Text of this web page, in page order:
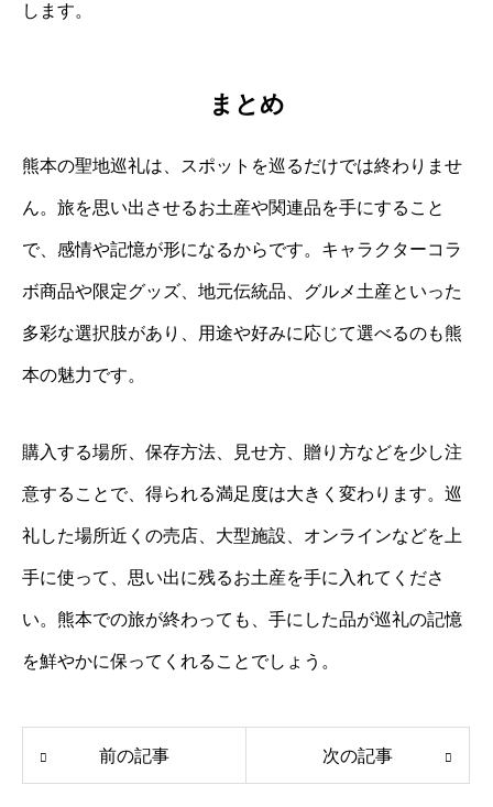
します。
まとめ
熊本の聖地巡礼は、スポットを巡るだけでは終わりませ
ん。旅を思い出させるお土産や関連品を手にすること
で、感情や記憶が形になるからです。キャラクターコラ
ボ商品や限定グッズ、地元伝統品、グルメ土産といった
多彩な選択肢があり、用途や好みに応じて選べるのも熊
本の魅力です。
購入する場所、保存方法、見せ方、贈り方などを少し注
意することで、得られる満足度は大きく変わります。巡
礼した場所近くの売店、大型施設、オンラインなどを上
手に使って、思い出に残るお土産を手に入れてくださ
い。熊本での旅が終わっても、手にした品が巡礼の記憶
を鮮やかに保ってくれることでしょう。
前の記事 次の記事